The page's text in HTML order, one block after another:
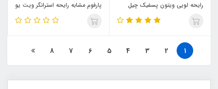
رایحه لویی ویتون پسفیک چیل
(rovena perfect cold) Louis
پارفوم مشابه رایحه استرانگر ویت یو
پارفوم ( proud of you parfum)
1
2
3
4
5
6
7
8